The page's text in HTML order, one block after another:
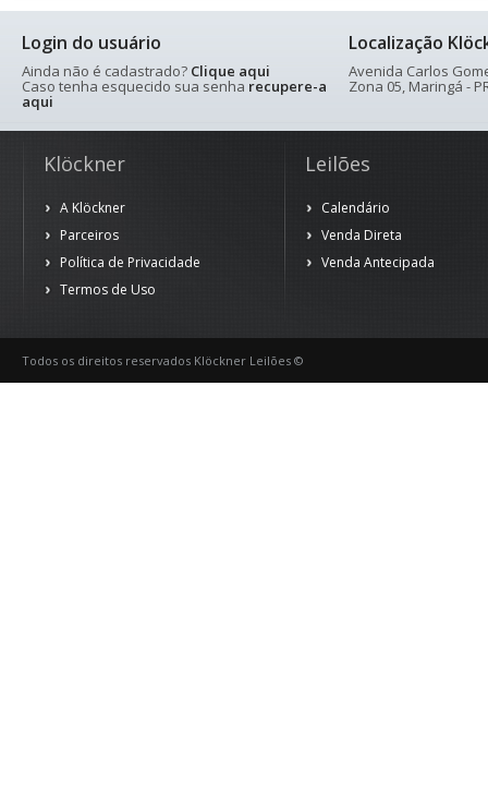
Login do usuário
Ainda não é cadastrado? Clique aqui
Caso tenha esquecido sua senha recupere-a
aqui
Localização
Avenida Carlos
Zona 05, Maringá -
Klöckner
A Klöckner
Parceiros
Política de Privacidade
Termos de Uso
Leilões
Calendário
Venda Direta
Venda Antecipada
Todos os direitos reservados Klöckner Leilões ©